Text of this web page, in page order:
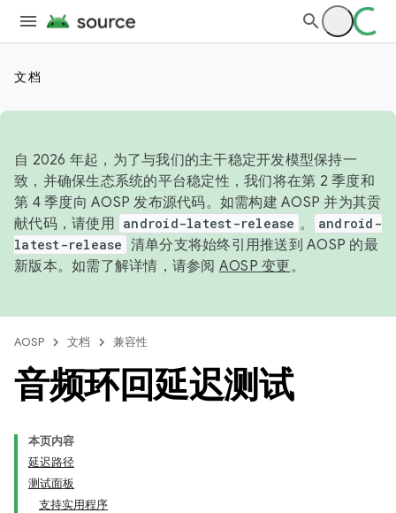
文档
自 2026 年起，为了与我们的主干稳定开发模型保持一
致，并确保生态系统的平台稳定性，我们将在第 2 季度和
第 4 季度向 AOSP 发布源代码。如需构建 AOSP 并为其贡
献代码，请使用 android-latest-release 。
android-
latest-release 清单分支将始终引用推送到 AOSP 的最
新版本。如需了解详情，请参阅 AOSP 变更。
AOSP 文档 兼容性
音频环回延迟测试
本页内容
延迟路径
测试面板
支持实用程序